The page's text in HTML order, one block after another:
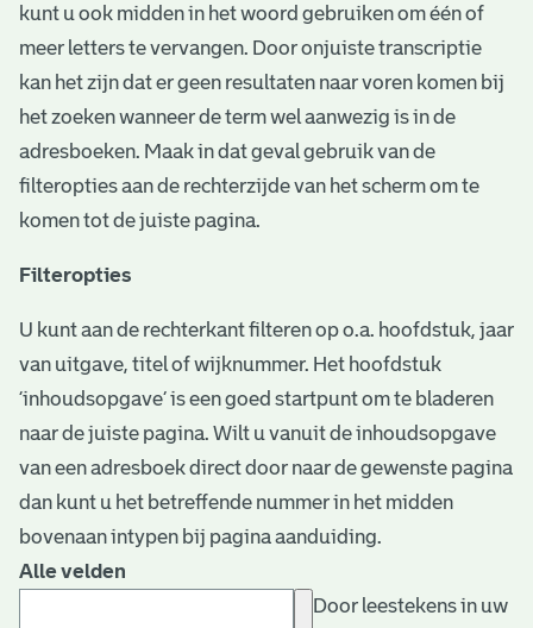
kunt u ook midden in het woord gebruiken om één of
meer letters te vervangen. Door onjuiste transcriptie
kan het zijn dat er geen resultaten naar voren komen bij
het zoeken wanneer de term wel aanwezig is in de
adresboeken. Maak in dat geval gebruik van de
filteropties aan de rechterzijde van het scherm om te
komen tot de juiste pagina.
Filteropties
U kunt aan de rechterkant filteren op o.a. hoofdstuk, jaar
van uitgave, titel of wijknummer. Het hoofdstuk
‘inhoudsopgave’ is een goed startpunt om te bladeren
naar de juiste pagina. Wilt u vanuit de inhoudsopgave
van een adresboek direct door naar de gewenste pagina
dan kunt u het betreffende nummer in het midden
bovenaan intypen bij pagina aanduiding.
Alle velden
Door leestekens in uw